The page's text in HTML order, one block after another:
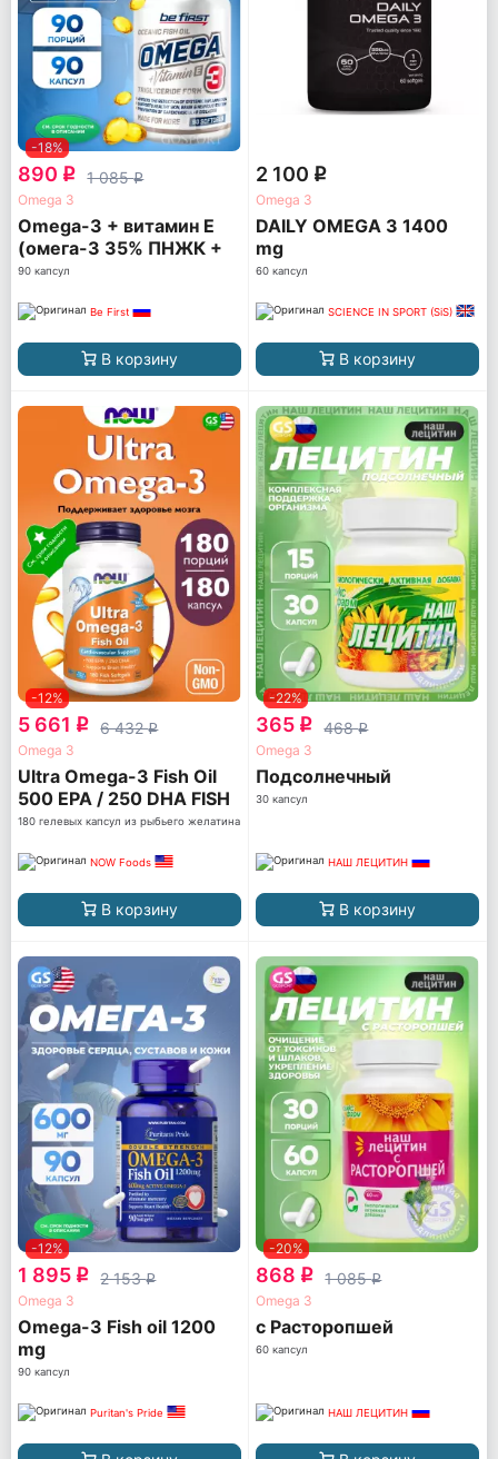
-18%
890 q 1 085q
Omega 3
Omega-3 + витамин Е
(омега-3 35% ПНЖК +
витамин Е)
90 капсул
Be First
В корзину
2 100 q
Omega 3
DAILY OMEGA 3 1400
mg
60 капсул
SCIENCE IN SPORT (SiS)
В корзину
-12%
5 661 q 6 432q
Omega 3
Ultra Omega-3 Fish Oil
500 EPA / 250 DHA FISH
GELATIN
180 гелевых капсул из рыбьего желатина
NOW Foods
В корзину
-22%
365 q 468q
Omega 3
Подсолнечный
30 капсул
НАШ ЛЕЦИТИН
В корзину
-12%
1 895 q 2 153q
Omega 3
Omega-3 Fish oil 1200
mg
90 капсул
Puritan's Pride
-20%
868 q 1 085q
Omega 3
с Расторопшей
60 капсул
НАШ ЛЕЦИТИН